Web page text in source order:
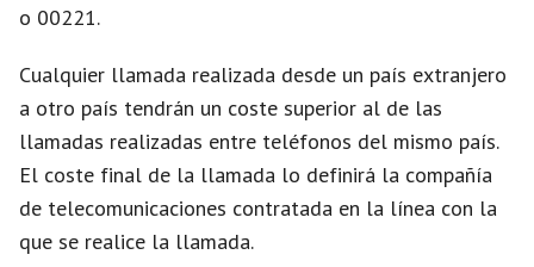
o
o 00221.
Cualquier llamada realizada desde un país extranjero
a otro país tendrán un coste superior al de las
llamadas realizadas entre teléfonos del mismo país.
El coste final de la llamada lo definirá la compañía
de telecomunicaciones contratada en la línea con la
que se realice la llamada.